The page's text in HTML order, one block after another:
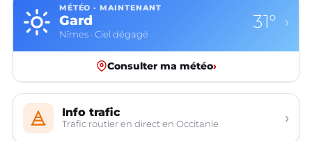
MÉTÉO · MAINTENANT
Gard
Nîmes · Ciel dégagé
31° ›
Consulter ma météo›
Info trafic
Trafic routier en direct en Occitanie ›